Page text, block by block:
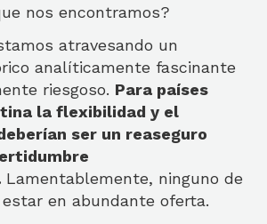
nos encontramos?
atravesando un
analíticamente fascinante
riesgoso. Para países
la flexibilidad y el
ser un reaseguro
Lamentablemente, ninguno de
en abundante oferta.